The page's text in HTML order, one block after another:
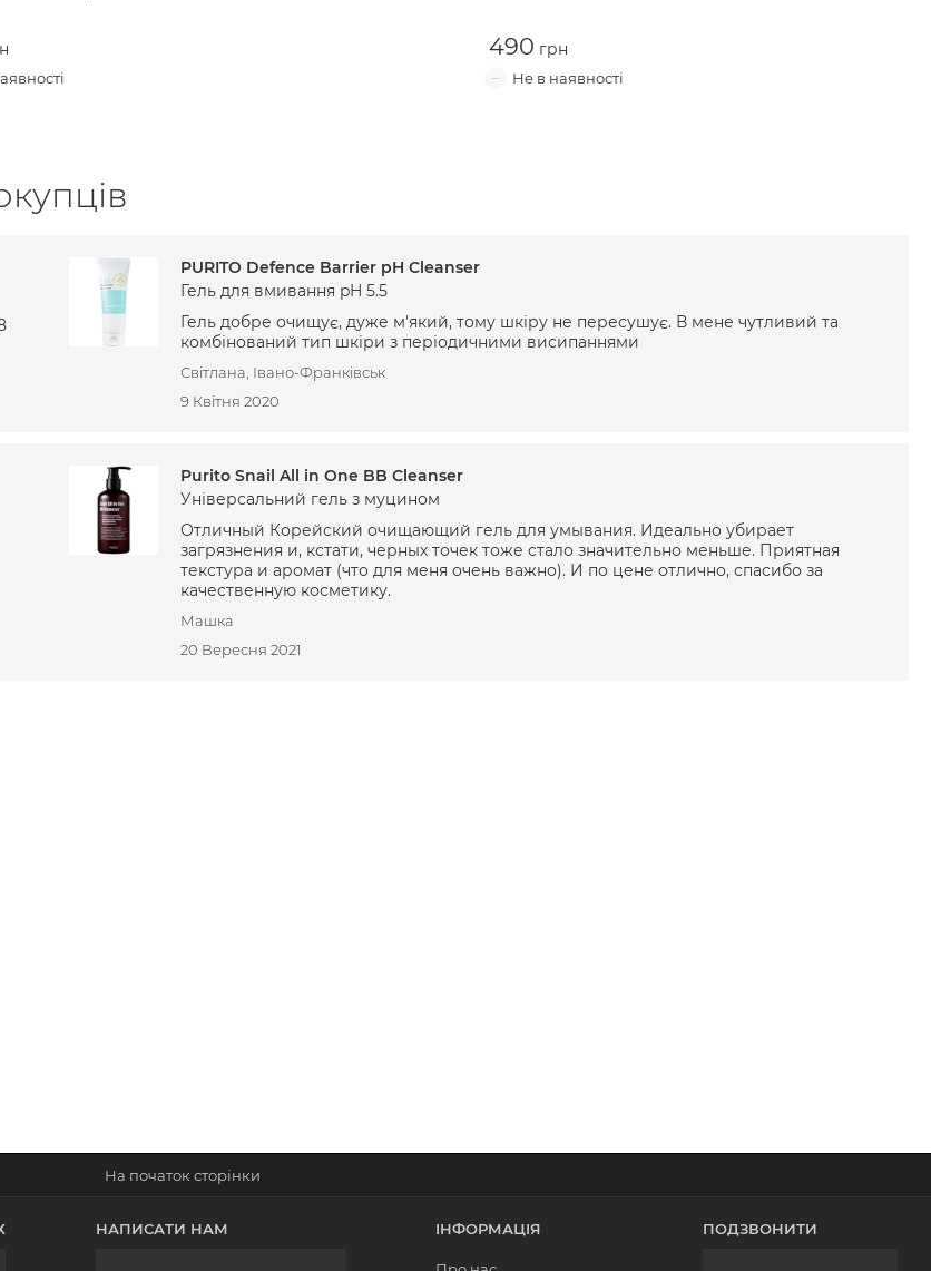
490
PURITO Defence Barrier pH Cleanser
Гель для вмивання pH 5.5
Гель добре очищує, дуже м'який, тому шкіру не пересушує. В мене чутливий та
комбінований тип шкіри з періодичними висипаннями
Світлана, Івано-Франківськ
9 Квітня 2020
Purito Snail All in One BB Cleanser
Універсальний гель з муцином
Отличный Корейский очищающий гель для умывания. Идеально убирает
загрязнения и, кстати, черных точек тоже стало значительно меньше. Приятная
текстура и аромат (что для меня очень важно). И по цене отлично, спасибо за
качественную косметику.
Машка
20 Вересня 2021
НАПИСАТИ НАМ ІНФОРМАЦІЯ ПОДЗВОНИТИ